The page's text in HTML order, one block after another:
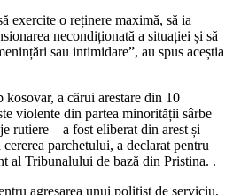
exercite o reținere maximă, să ia
necondiționată a situației și să
sau intimidare”, au spus aceștia
a cărui arestare din 10
violente din partea minorității sârbe
rutiere – a fost eliberat din arest și
parchetului, a declarat pentru
al Tribunalului de bază din Pristina. .
agresarea unui polițist de serviciu.